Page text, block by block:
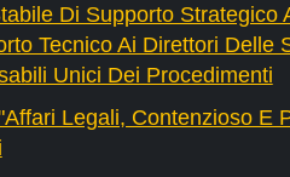
Di Supporto Strategico
Tecnico Ai Direttori Delle
Unici Dei Procedimenti
Legali, Contenzioso E